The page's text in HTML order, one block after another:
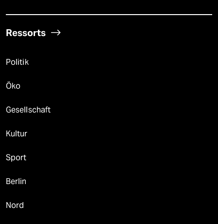
Ressorts
Politik
Öko
Gesellschaft
Kultur
Sport
Berlin
Nord